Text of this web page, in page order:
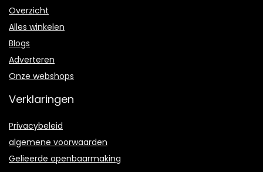
Overzicht
Alles winkelen
Blogs
Adverteren
Onze webshops
Verklaringen
Privacybeleid
algemene voorwaarden
Gelieerde openbaarmaking